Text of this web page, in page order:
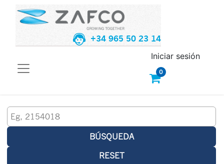
+34 965 50 23 14
0
Iniciar sesión
BÚSQUEDA
RESET